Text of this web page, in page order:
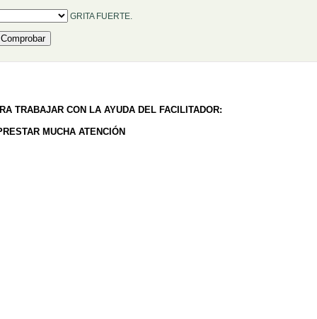
huecos (1):GRITA FUERTE.
TRABAJAR CON LA AYUDA DEL FACILITADOR:
MUCHA ATENCIÓN